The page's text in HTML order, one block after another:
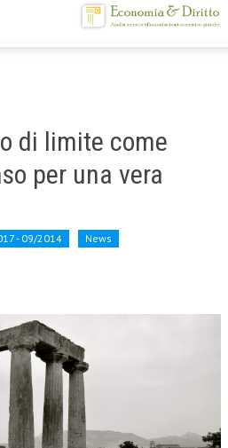
di limite come
per una vera
- 09/2014
News